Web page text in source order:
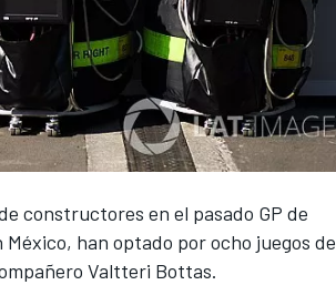
constructores en el pasado GP de
México, han optado por ocho juegos de
Valtteri Bottas.